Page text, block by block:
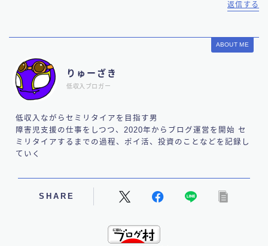
返信する
ABOUT ME
りゅーざき
低収入ブロガー
低収入ながらセミリタイアを目指す男
障害児支援の仕事をしつつ、2020年からブログ運営を開始 セ
ミリタイアするまでの過程、ポイ活、投資のことなどを記録し
ていく
SHARE